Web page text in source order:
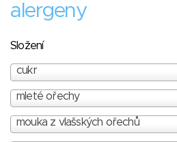
alergeny
Složení
cukr
mleté ořechy
mouka z vlašských ořechů